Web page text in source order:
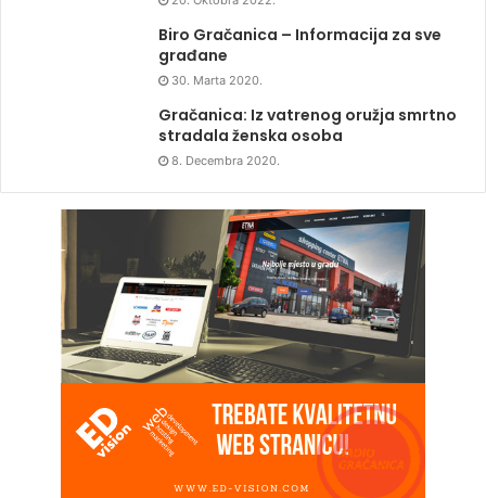
Biro Gračanica – Informacija za sve
građane
30. Marta 2020.
Gračanica: Iz vatrenog oružja smrtno
stradala ženska osoba
8. Decembra 2020.